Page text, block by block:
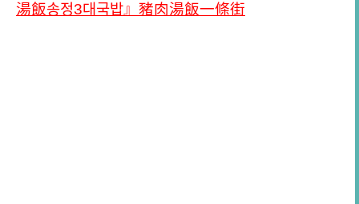
湯飯송정3대국밥』豬肉湯飯一條街